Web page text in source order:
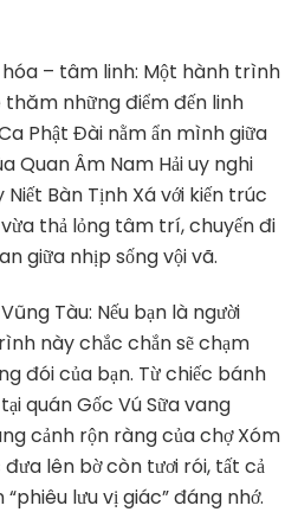
– tâm linh: Một hành trình
những điểm đến linh
Phật Đài nằm ẩn mình giữa
Quan Âm Nam Hải uy nghi
Bàn Tịnh Xá với kiến trúc
thả lỏng tâm trí, chuyến đi
giữa nhịp sống vội vã.
Tàu: Nếu bạn là người
này chắc chắn sẽ chạm
đói của bạn. Từ chiếc bánh
quán Gốc Vú Sữa vang
cảnh rộn ràng của chợ Xóm
đưa lên bờ còn tươi rói, tất cả
lưu vị giác” đáng nhớ.